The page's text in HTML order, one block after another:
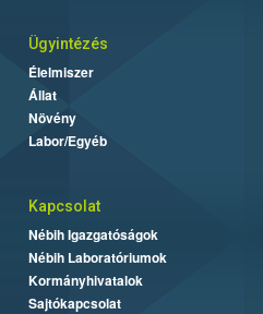
Ügyintézés
Élelmiszer
Állat
Növény
Labor/Egyéb
Kapcsolat
Nébih Igazgatóságok
Nébih Laboratóriumok
Kormányhivatalok
Sajtókapcsolat